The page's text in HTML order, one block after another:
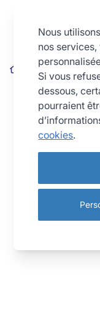
Pichet isotherme
Nous
nos
Si vous
dessous,
pourraient
cookies.